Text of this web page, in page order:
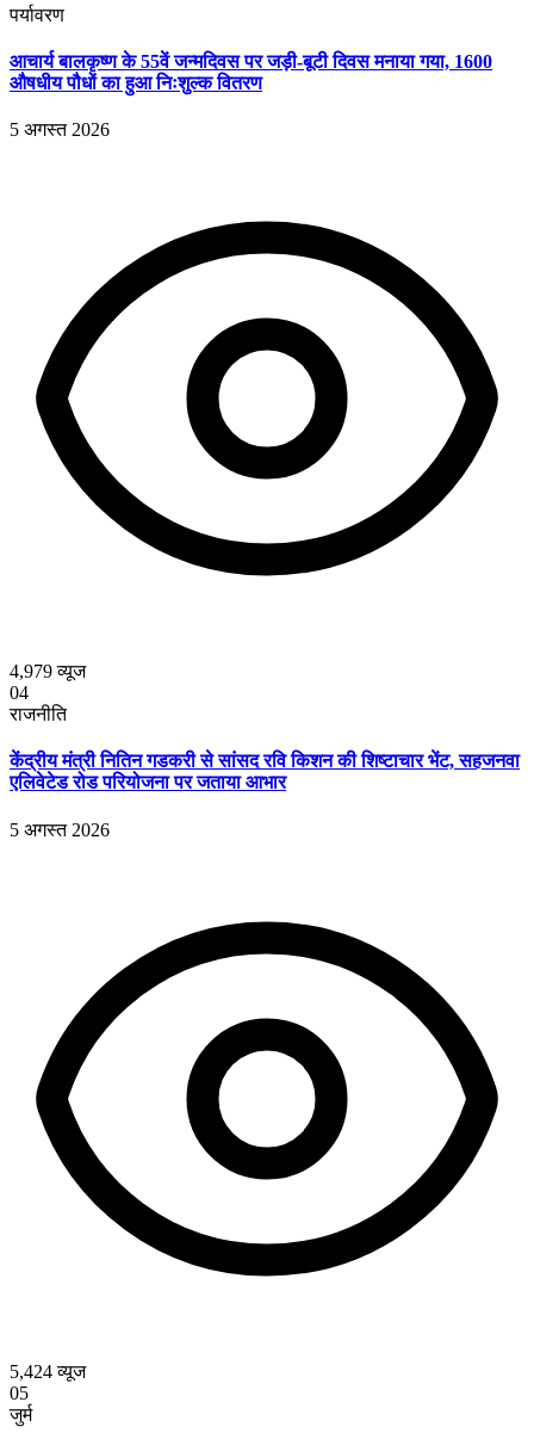
पर्यावरण
आचार्य बालकृष्ण के 55वें जन्मदिवस पर जड़ी-बूटी दिवस मनाया गया, 1600
औषधीय पौधों का हुआ निःशुल्क वितरण
5 अगस्त 2026
4,979व्यूज
04
राजनीति
केंद्रीय मंत्री नितिन गडकरी से सांसद रवि किशन की शिष्टाचार भेंट, सहजनवा
एलिवेटेड रोड परियोजना पर जताया आभार
5 अगस्त 2026
5,424व्यूज
05
जुर्म